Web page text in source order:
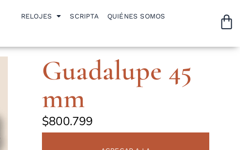
RELOJES SCRIPTA QUIÉNES SOMOS
Guadalupe 45
mm
$800.799